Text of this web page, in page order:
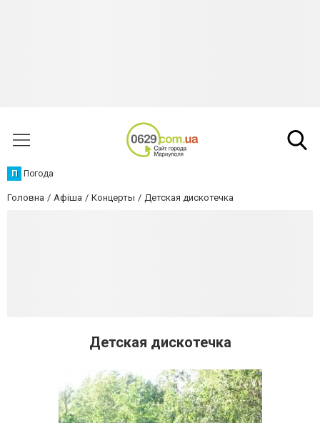
П Погода
Головна Афіша Концерты Детская дискотечка
Детская дискотечка